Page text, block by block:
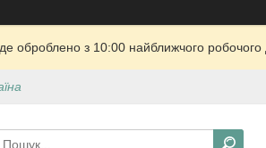
оброблено з 10:00 найближчого